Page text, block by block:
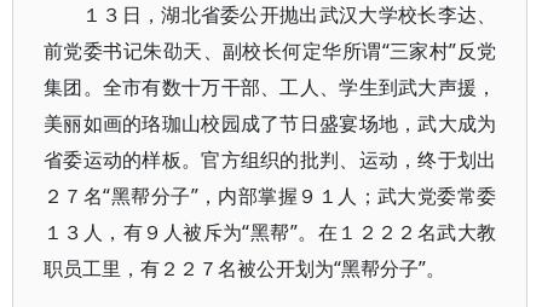
１３日，湖北省委公开抛出武汉大学校长李达、
前党委书记朱劭天、副校长何定华所谓“三家村”反党
集团。全市有数十万干部、工人、学生到武大声援，
美丽如画的珞珈山校园成了节日盛宴场地，武大成为
省委运动的样板。官方组织的批判、运动，终于划出
２７名“黑帮分子”，内部掌握９１人；武大党委常委
１３人，有９人被斥为“黑帮”。在１２２２名武大教
职员工里，有２２７名被公开划为“黑帮分子”。